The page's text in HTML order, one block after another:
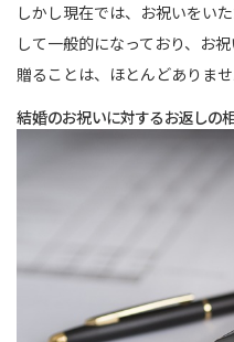
しかし現在では、お祝いをい
して一般的になっており、お
贈ることは、ほとんどありませ
結婚のお祝いに対するお返しの